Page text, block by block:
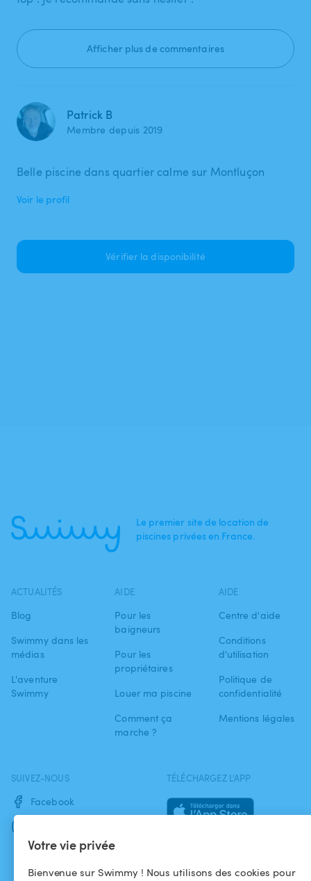
Votre vie privée
Bienvenue sur Swimmy ! Nous utilisons des cookies pour
Afficher plus de commentaires
Patrick B
Membre depuis 2019
Belle piscine dans quartier calme sur Montluçon
Voir le profil
Vérifier la disponibilité
Le premier site de location de
piscines privées en France.
ACTUALITÉS
Blog
Swimmy dans les
médias
L'aventure
Swimmy
AIDE
Pour les
baigneurs
Pour les
propriétaires
Louer ma piscine
Comment ça
marche ?
AIDE
Centre d'aide
Conditions
d'utilisation
Politique de
confidentialité
Mentions légales
SUIVEZ-NOUS
Facebook
TÉLÉCHARGEZ L'APP